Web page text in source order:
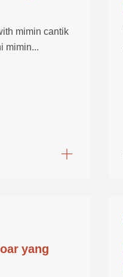
mimin cantik
mimin...
yang